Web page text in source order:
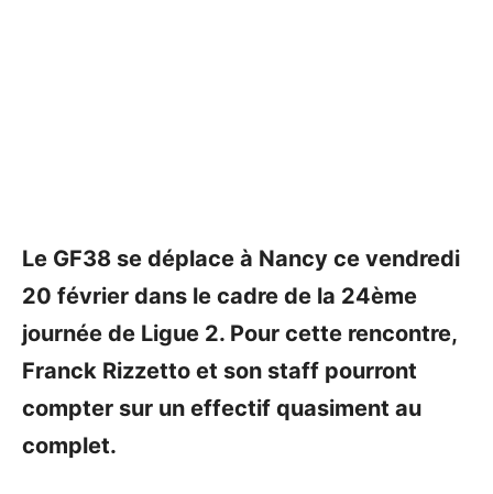
Le GF38 se déplace à Nancy ce vendredi
20 février dans le cadre de la 24ème
journée de Ligue 2. Pour cette rencontre,
Franck Rizzetto et son staff pourront
compter sur un effectif quasiment au
complet.